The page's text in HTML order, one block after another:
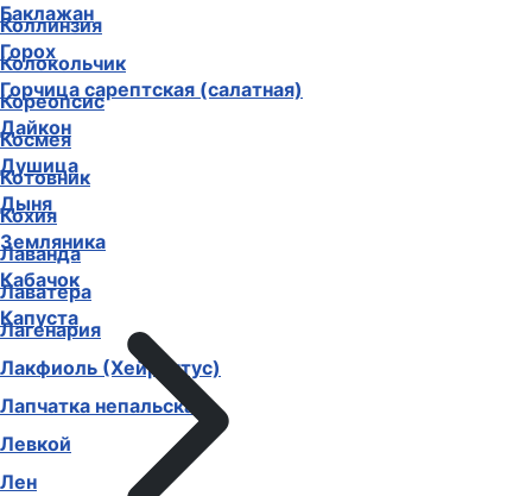
Коллинзия
Колокольчик
Кореопсис
Космея
Котовник
Кохия
Лаванда
Лаватера
Лагенария
Лакфиоль (Хейрантус)
Лапчатка непальская
Левкой
Лен
Баклажан
Горох
Горчица сарептская (салатная)
Дайкон
Душица
Дыня
Земляника
Кабачок
Капуста